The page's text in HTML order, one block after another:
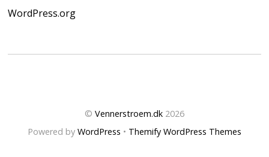
WordPress.org
© Vennerstroem.dk2026
Powered by WordPress • Themify WordPress Themes